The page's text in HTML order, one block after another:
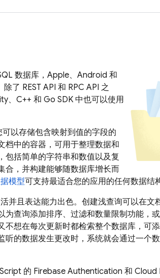
数据库，Apple、Android 和
了 REST API 和 RPC API 之
、C++ 和 Go SDK 中也可以使用
以存储包含映射到值的字段的
档中的容器，可用于整理数据和
，包括简单的字符串和数值以及复
合，并构建能够随数据库增长而
模型可支持最适合您的应用的任何数据结构
并且表达能力出色。创建浅查询可以在文
为查询添加排序、过滤和数量限制功能，
不想在每次更新时都检索整个数据库，可
听的数据发生更改时，系统就会通过一个
的 Firebase Authentication 和 Cloud